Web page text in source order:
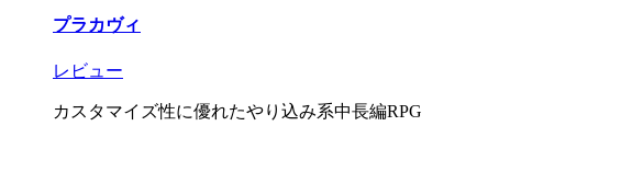
プラカヴィ
レビュー
カスタマイズ性に優れたやり込み系中長編RPG